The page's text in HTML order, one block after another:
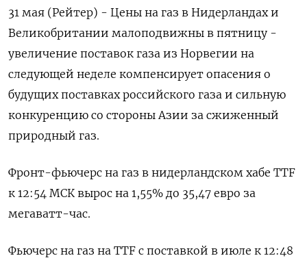
31 мая (Рейтер) - Цены на газ в Нидерландах и
Великобритании малоподвижны в пятницу -
увеличение поставок газа из Норвегии на
следующей неделе компенсирует опасения о
будущих поставках российского газа и сильную
конкуренцию со стороны Азии за сжиженный
природный газ.
Фронт-фьючерс на газ в нидерландском хабе TTF
к 12:54 МСК вырос на 1,55% до 35,47 евро за
мегаватт-час.
Фьючерс на газ на TTF с поставкой в июле к 12:48